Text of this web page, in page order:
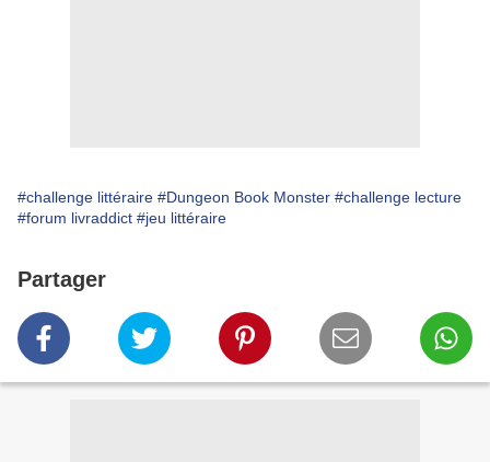
#challenge littéraire #Dungeon Book Monster #challenge lecture
#forum livraddict #jeu littéraire
Partager